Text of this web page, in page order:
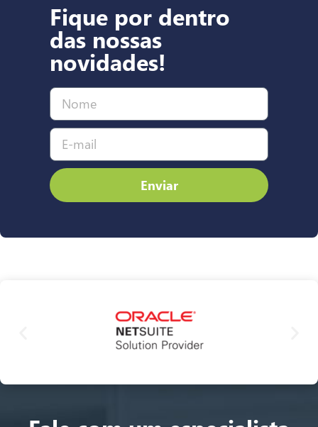
Fique por dentro
das nossas
novidades!
Enviar